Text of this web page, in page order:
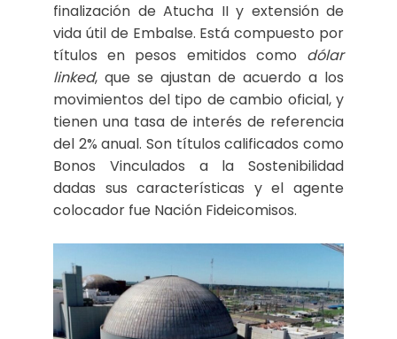
finalización de Atucha II y extensión de
vida útil de Embalse. Está compuesto por
títulos en pesos emitidos como dólar
linked, que se ajustan de acuerdo a los
movimientos del tipo de cambio oficial, y
tienen una tasa de interés de referencia
del 2% anual. Son títulos calificados como
Bonos Vinculados a la Sostenibilidad
dadas sus características y el agente
colocador fue Nación Fideicomisos.